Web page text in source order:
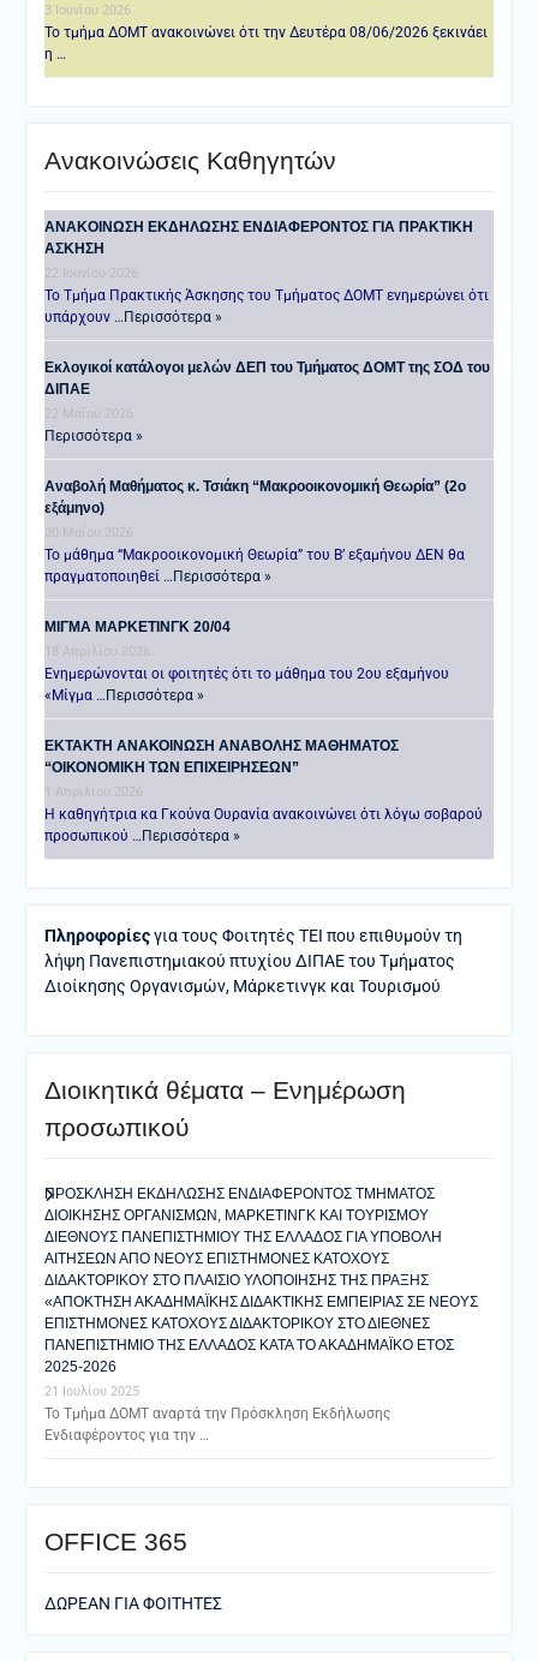
3 Ιουνίου 2026
Το τμήμα ΔΟΜΤ ανακοινώνει ότι την Δευτέρα 08/06/2026 ξεκινάει
η …
Ανακοινώσεις Καθηγητών
ANAKOINΩΣΗ ΕΚΔΗΛΩΣΗΣ ΕΝΔΙΑΦΕΡΟΝΤΟΣ ΓΙΑ ΠΡΑΚΤΙΚΗ
ΑΣΚΗΣΗ
22 Ιουνίου 2026
Το Τμήμα Πρακτικής Άσκησης του Τμήματος ΔΟΜΤ ενημερώνει ότι
υπάρχουν …Περισσότερα »
Εκλογικοί κατάλογοι μελών ΔΕΠ του Τμήματος ΔΟΜΤ της ΣΟΔ του
ΔΙΠΑΕ
22 Μαΐου 2026
Περισσότερα »
Αναβολή Μαθήματος κ. Τσιάκη “Μακροοικονομική Θεωρία” (2ο
εξάμηνο)
20 Μαΐου 2026
Το μάθημα “Μακροοικονομική Θεωρία” του Β’ εξαμήνου ΔΕΝ θα
πραγματοποιηθεί …Περισσότερα »
ΜΙΓΜΑ ΜΑΡΚΕΤΙΝΓΚ 20/04
18 Απριλίου 2026
Ενημερώνονται οι φοιτητές ότι το μάθημα του 2ου εξαμήνου
«Μίγμα …Περισσότερα »
ΕΚΤΑΚΤΗ ΑΝΑΚΟΙΝΩΣΗ ΑΝΑΒΟΛΗΣ ΜΑΘΗΜΑΤΟΣ
“ΟΙΚΟΝΟΜΙΚΗ ΤΩΝ ΕΠΙΧΕΙΡΗΣΕΩΝ”
1 Απριλίου 2026
Η καθηγήτρια κα Γκούνα Ουρανία ανακοινώνει ότι λόγω σοβαρού
προσωπικού …Περισσότερα »
Πληροφορίεςγια τους Φοιτητές ΤΕΙ που επιθυμούν τη
λήψη Πανεπιστημιακού πτυχίου ΔΙΠΑΕ του Τμήματος
Διοίκησης Οργανισμών, Μάρκετινγκ και Τουρισμού
Διοικητικά θέματα – Ενημέρωση
προσωπικού
ΠΡΟΣΚΛΗΣΗ ΕΚΔΗΛΩΣΗΣ ΕΝΔΙΑΦΕΡΟΝΤΟΣ ΤΜΗΜΑΤΟΣ
ΔΙΟΙΚΗΣΗΣ ΟΡΓΑΝΙΣΜΩΝ, ΜΑΡΚΕΤΙΝΓΚ ΚΑΙ ΤΟΥΡΙΣΜΟΥ
ΔΙΕΘΝΟΥΣ ΠΑΝΕΠΙΣΤΗΜΙΟΥ ΤΗΣ ΕΛΛΑΔΟΣ ΓΙΑ ΥΠΟΒΟΛΗ
ΑΙΤΗΣΕΩΝ ΑΠΟ ΝΕΟΥΣ ΕΠΙΣΤΗΜΟΝΕΣ ΚΑΤΟΧΟΥΣ
ΔΙΔΑΚΤΟΡΙΚΟΥ ΣΤΟ ΠΛΑΙΣΙΟ ΥΛΟΠΟΙΗΣΗΣ ΤΗΣ ΠΡΑΞΗΣ
«ΑΠΟΚΤΗΣΗ ΑΚΑΔΗΜΑΪΚΗΣ ΔΙΔΑΚΤΙΚΗΣ ΕΜΠΕΙΡΙΑΣ ΣΕ ΝΕΟΥΣ
ΕΠΙΣΤΗΜΟΝΕΣ ΚΑΤΟΧΟΥΣ ΔΙΔΑΚΤΟΡΙΚΟΥ ΣΤΟ ΔΙΕΘΝΕΣ
ΠΑΝΕΠΙΣΤΗΜΙΟ ΤΗΣ ΕΛΛΑΔΟΣ ΚΑΤΑ ΤΟ ΑΚΑΔΗΜΑΪΚΟ ΕΤΟΣ
2025-2026
21 Ιουλίου 2025
Το Τμήμα ΔΟΜΤ αναρτά την Πρόσκληση Εκδήλωσης
Ενδιαφέροντος για την …
ΟFFICE 365
ΔΩΡΕΑΝ ΓΙΑ ΦΟΙΤΗΤΕΣ